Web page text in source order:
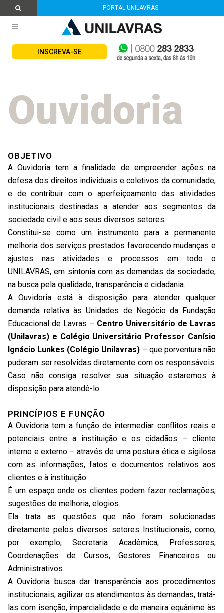
PORTAL UNILAVRAS
INSCREVA-SE
Ouvidoria
OBJETIVO
A Ouvidoria tem a finalidade de empreender ações na
defesa dos direitos individuais e coletivos da comunidade,
e de contribuir com o aperfeiçoamento das atividades
institucionais destinadas a atender aos segmentos da
sociedade civil e aos seus diversos setores.
Constitui-se como um instrumento para a permanente
melhoria dos serviços prestados favorecendo mudanças e
ajustes nas atividades e processos em todo o
UNILAVRAS, em sintonia com as demandas da sociedade,
na busca pela qualidade, transparência e cidadania.
A Ouvidoria está à disposição para atender qualquer
demanda relativa às Unidades de Negócio da Fundação
Educacional de Lavras – Centro Universitário de Lavras
(Unilavras) e Colégio Universitário Professor Canísio
Ignácio Lunkes (Colégio Unilavras) – que porventura não
puderam ser resolvidas diretamente com os responsáveis.
Caso não consiga resolver sua situação estaremos à
disposição para atendê-lo.
PRINCÍPIOS E FUNÇÃO
A Ouvidoria tem a função de intermediar conflitos reais e
potenciais entre a instituição e os cidadãos – cliente
interno e externo – através de uma postura ética e sigilosa
com as informações, fatos e documentos relativos aos
clientes e à instituição.
É um espaço onde os clientes podem fazer reclamações,
sugestões de melhoria, elogios.
Ela trata as questões que não foram solucionadas
diretamente pelos diversos setores Institucionais, como,
por exemplo, Secretaria Acadêmica, Professores,
Coordenações de Cursos, Gestores Financeiros ou
Administrativos.
A Ouvidoria busca dar transparência aos procedimentos
institucionais, agilizar os atendimentos às demandas, tratá-
las com isenção, imparcialidade e de maneira equânime às